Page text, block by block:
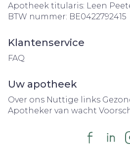
Apotheek titularis: Leen
BTW nummer: BE0422792415
Klantenservice
FAQ
Uw apotheek
Over ons Nuttige links
Apotheker van wacht